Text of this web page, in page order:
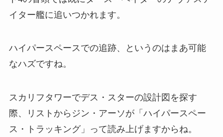
イター艦に追いつかれます。
ハイパースペースでの追跡、というのはまあ可能
なハズですね。
スカリフタワーでデス・スターの設計図を探す
際、リストからジン・アーソが「ハイパースペー
ス・トラッキング」って読み上げますからね。